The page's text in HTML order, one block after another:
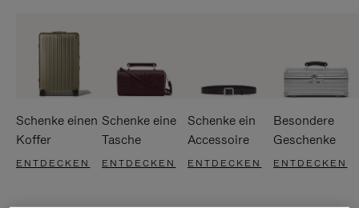
Schenke einen
Koffer
ENTDECKEN
Schenke eine
Tasche
ENTDECKEN
Schenke ein
Accessoire
ENTDECKEN
Besondere
Geschenke
ENTDECKEN